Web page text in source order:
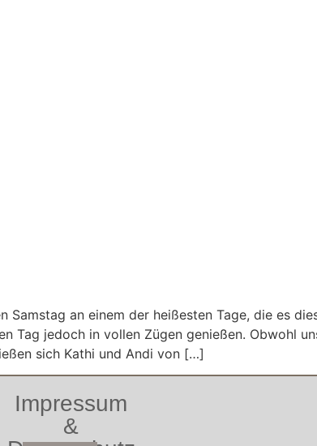
Samstag an einem der heißesten Tage, die es
Tag jedoch in vollen Zügen genießen. Obwohl
sich Kathi und Andi von […]
Impressum
&